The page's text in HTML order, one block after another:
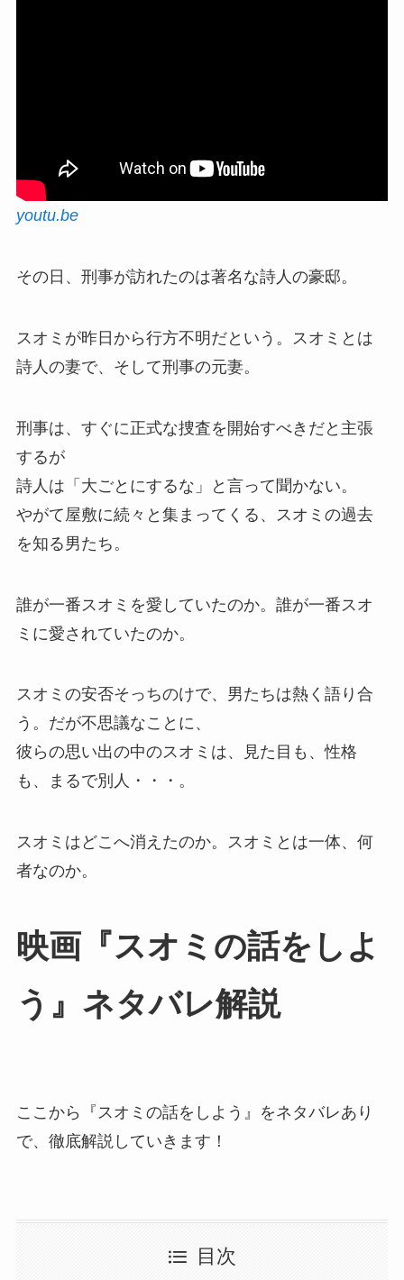
youtu.be
その日、刑事が訪れたのは著名な詩人の豪邸。
スオミが昨日から行方不明だという。スオミとは
詩人の妻で、そして刑事の元妻。
刑事は、すぐに正式な捜査を開始すべきだと主張
するが
詩人は「大ごとにするな」と言って聞かない。
やがて屋敷に続々と集まってくる、スオミの過去
を知る男たち。
誰が一番スオミを愛していたのか。誰が一番スオ
ミに愛されていたのか。
スオミの安否そっちのけで、男たちは熱く語り合
う。だが不思議なことに、
彼らの思い出の中のスオミは、見た目も、性格
も、まるで別人・・・。
スオミはどこへ消えたのか。スオミとは一体、何
者なのか。
映画『スオミの話をしよ
う』ネタバレ解説
ここから『スオミの話をしよう』をネタバレあり
で、徹底解説していきます！
目次